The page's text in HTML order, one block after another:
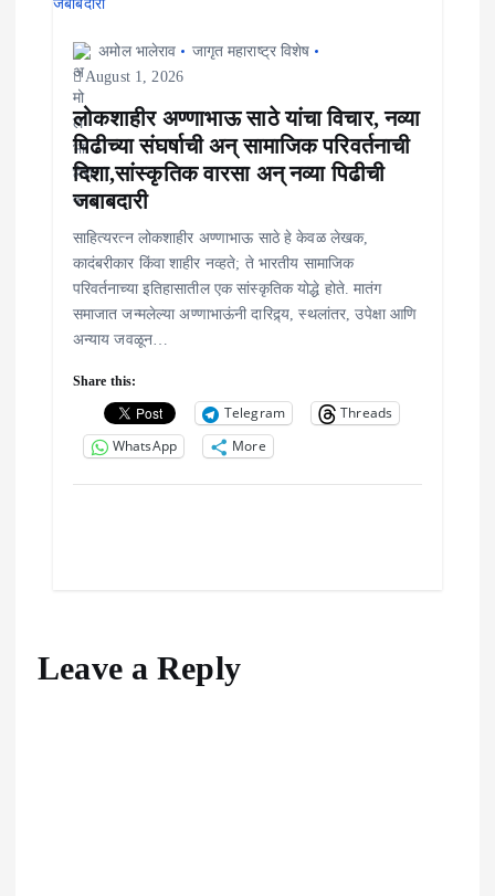
अमोल भालेराव
जागृत महाराष्ट्र विशेष
August 1, 2026
लोकशाहीर अण्णाभाऊ साठे यांचा विचार, नव्या
पिढीच्या संघर्षाची अन् सामाजिक परिवर्तनाची
दिशा,सांस्कृतिक वारसा अन् नव्या पिढीची
जबाबदारी
साहित्यरत्न लोकशाहीर अण्णाभाऊ साठे हे केवळ लेखक,
कादंबरीकार किंवा शाहीर नव्हते; ते भारतीय सामाजिक
परिवर्तनाच्या इतिहासातील एक सांस्कृतिक योद्धे होते. मातंग
समाजात जन्मलेल्या अण्णाभाऊंनी दारिद्र्य, स्थलांतर, उपेक्षा आणि
अन्याय जवळून…
Share this:
Telegram
Threads
WhatsApp
More
Leave a Reply